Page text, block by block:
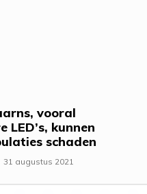
vooral
LED’s, kunnen
schaden
31 augustus 2021